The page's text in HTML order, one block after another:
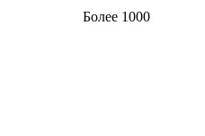
Более 1000